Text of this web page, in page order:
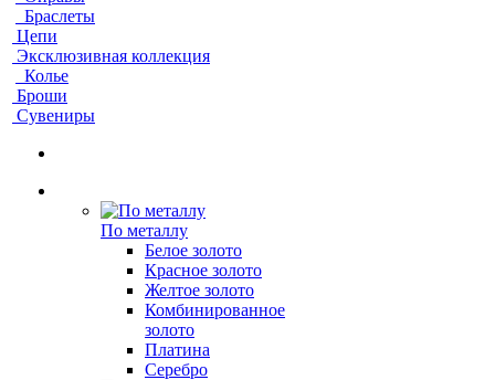
Браслеты
Цепи
Эксклюзивная коллекция
Колье
Броши
Сувениры
По металлу
Белое золото
Красное золото
Желтое золото
Комбинированное
золото
Платина
Серебро